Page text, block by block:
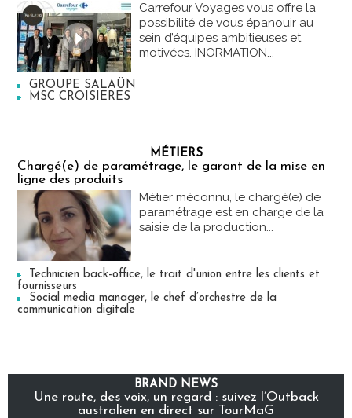
Carrefour Voyages vous offre la
possibilité de vous épanouir au
sein d’équipes ambitieuses et
motivées. INORMATION...
GROUPE SALAÜN
MSC CROISIERES
MÉTIERS
Chargé(e) de paramétrage, le garant de la mise en
ligne des produits
Métier méconnu, le chargé(e) de
paramétrage est en charge de la
saisie de la production...
Technicien back-office, le trait d'union entre les clients et
fournisseurs
Social media manager, le chef d’orchestre de la
communication digitale
BRAND NEWS
Une route, des voix, un regard : suivez l’Outback
australien en direct sur TourMaG